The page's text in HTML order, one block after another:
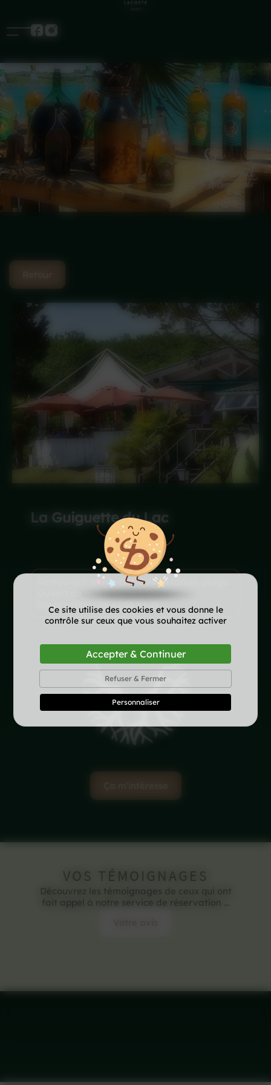
Panneau de gestion des cookies
Ce site utilise des cookies et vous donne le
contrôle sur ceux que vous souhaitez activer
Accepter & Continuer
Refuser & Fermer
Personnaliser
La Guiguette du Lac
Restaurant snack-bar. Cuisine locale, plage.
Ouvert de mai à septembre.
Réservation : 05 62 03 84 29
VOS TÉMOIGNAGES
Découvrez les témoignages de ceux qui ont
fait appel à notre service de réservation ...